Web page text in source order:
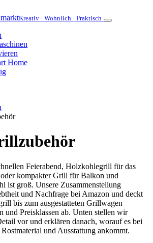
Kreativ · Wohnlich · Praktisch
Home
Feierabend, Holzkohlegrill für das
kompakter Grill für Balkon und
ist groß. Unsere Zusammenstellung
und Nachfrage bei Amazon und deckt
bis zum ausgestatteten Grillwagen
und Preisklassen ab. Unten stellen wir
vor und erklären danach, worauf es bei
und Ausstattung ankommt.